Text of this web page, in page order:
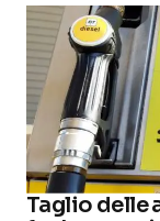
Taglio delle